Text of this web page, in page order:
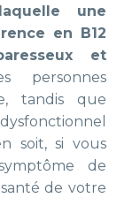
une
en B12
et
personnes
tandis que
soit, si vous
de
de votre